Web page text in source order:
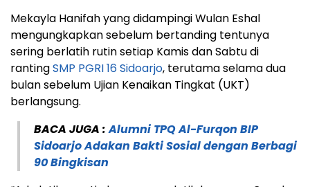
Mekayla Hanifah yang didampingi Wulan Eshal
mengungkapkan sebelum bertanding tentunya
sering berlatih rutin setiap Kamis dan Sabtu di
rantingSMP PGRI 16 Sidoarjo, terutama selama dua
bulan sebelum Ujian Kenaikan Tingkat (UKT)
berlangsung.
BACA JUGA :Alumni TPQ Al-Furqon BIP
Sidoarjo Adakan Bakti Sosial dengan Berbagi
90 Bingkisan